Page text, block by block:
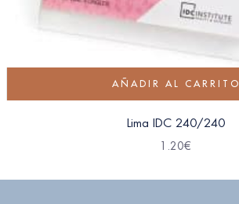
AÑADIR AL CARRITO
Lima IDC 240/240
1.20€